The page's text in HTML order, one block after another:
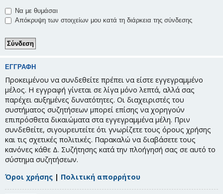
Να με θυμάσαι
Απόκρυψη των στοιχείων μου κατά τη διάρκεια της σύνδεσης
ΕΓΓΡΑΦΉ
Προκειμένου να συνδεθείτε πρέπει να είστε εγγεγραμμένο
μέλος. Η εγγραφή γίνεται σε λίγα μόνο λεπτά, αλλά σας
παρέχει αυξημένες δυνατότητες. Οι διαχειριστές του
συστήματος συζητήσεων μπορεί επίσης να χορηγούν
επιπρόσθετα δικαιώματα στα εγγεγραμμένα μέλη. Πριν
συνδεθείτε, σιγουρευτείτε ότι γνωρίζετε τους όρους χρήσης
και τις σχετικές πολιτικές. Παρακαλώ να διαβάσετε τους
κανόνες κάθε Δ. Συζήτησης κατά την πλοήγησή σας σε αυτό το
σύστημα συζητήσεων.
Όροι χρήσης | Πολιτική απορρήτου